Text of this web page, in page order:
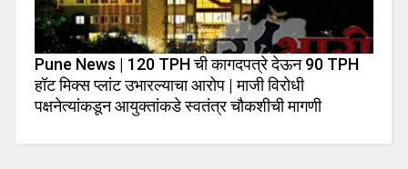
Pune News | 120 TPH ची कागदपत्रे देऊन 90 TPH
हॉट मिक्स प्लांट उभारल्याचा आरोप | माजी विरोधी
पक्षनेत्यांकडून आयुक्तांकडे स्वतंत्र चौकशीची मागणी